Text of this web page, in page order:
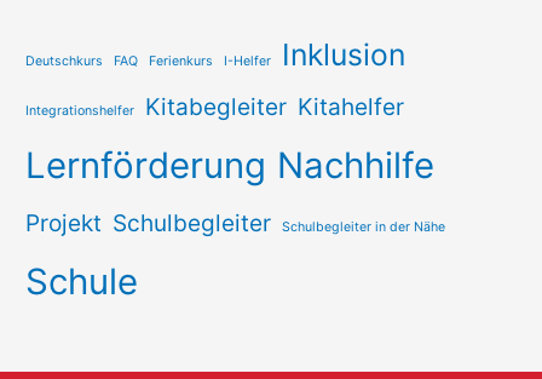
Deutschkurs FAQ Ferienkurs I-Helfer Inklusion
Integrationshelfer Kitabegleiter Kitahelfer
Lernförderung Nachhilfe
Projekt Schulbegleiter Schulbegleiter in der Nähe
Schule